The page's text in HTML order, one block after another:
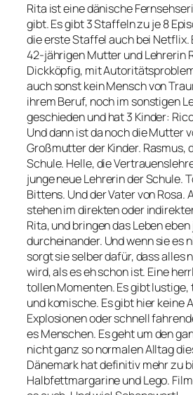
Rita ist eine dänische
gibt. Es gibt 3 Staffeln zu je 8
die erste Staffel auch bei Netflix.
42-jährigen Mutter und Lehrerin
Dickköpfig, mit
auch sonst kein Mensch von
ihrem Beruf, noch im sonstigen
geschieden und hat 3 Kinder:
Und dann ist da noch die Mutter
Großmutter der Kinder. Rasmus,
Schule. Helle, die
junge neue Lehrerin der Schule.
Bittens. Und der Vater von Rosa.
stehen im direkten oder
Rita, und bringen das Leben
durcheinander. Und wenn sie es
sorgt sie selber dafür, dass alles
wird, als es eh schon ist. Eine
tollen Momenten. Es gibt
und komische. Es gibt hier keine
Explosionen oder schnell
es Menschen. Es geht um den
nicht ganz so normalen Alltag
Dänemark hat definitiv mehr zu
Halbfettmargarine und Lego.